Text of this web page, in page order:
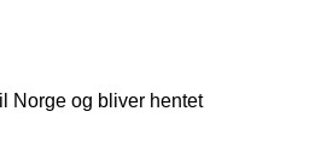
Norge og bliver hentet